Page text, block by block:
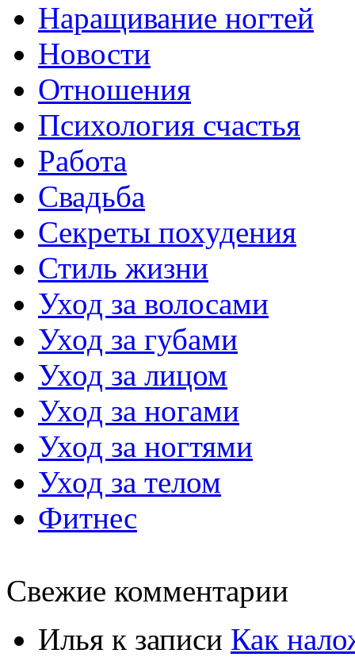
Наращивание ногтей
Новости
Отношения
Психология счастья
Работа
Свадьба
Секреты похудения
Стиль жизни
Уход за волосами
Уход за губами
Уход за лицом
Уход за ногами
Уход за ногтями
Уход за телом
Фитнес
Свежие комментарии
Илья к записи Как